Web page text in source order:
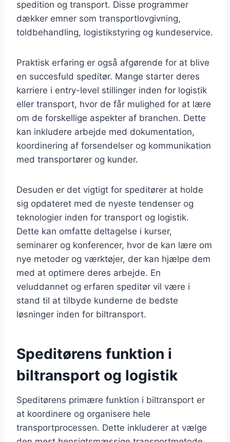
spedition og transport. Disse programmer
dækker emner som transportlovgivning,
toldbehandling, logistikstyring og kundeservice.
Praktisk erfaring er også afgørende for at blive
en succesfuld speditør. Mange starter deres
karriere i entry-level stillinger inden for logistik
eller transport, hvor de får mulighed for at lære
om de forskellige aspekter af branchen. Dette
kan inkludere arbejde med dokumentation,
koordinering af forsendelser og kommunikation
med transportører og kunder.
Desuden er det vigtigt for speditører at holde
sig opdateret med de nyeste tendenser og
teknologier inden for transport og logistik.
Dette kan omfatte deltagelse i kurser,
seminarer og konferencer, hvor de kan lære om
nye metoder og værktøjer, der kan hjælpe dem
med at optimere deres arbejde. En
veluddannet og erfaren speditør vil være i
stand til at tilbyde kunderne de bedste
løsninger inden for biltransport.
Speditørens funktion i
biltransport og logistik
Speditørens primære funktion i biltransport er
at koordinere og organisere hele
transportprocessen. Dette inkluderer at vælge